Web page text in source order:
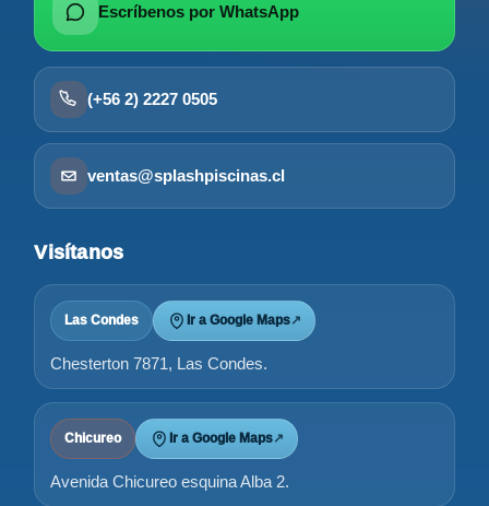
Escríbenos por WhatsApp
(+56 2) 2227 0505
ventas@splashpiscinas.cl
Visítanos
Las Condes Ir a Google Maps↗
Chesterton 7871, Las Condes.
Chicureo Ir a Google Maps↗
Avenida Chicureo esquina Alba 2.